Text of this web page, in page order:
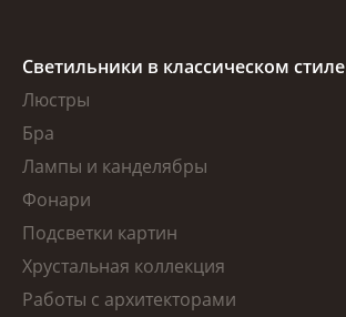
Светильники в классическом стиле
Люстры
Бра
Лампы и канделябры
Фонари
Подсветки картин
Хрустальная коллекция
Работы с архитекторами